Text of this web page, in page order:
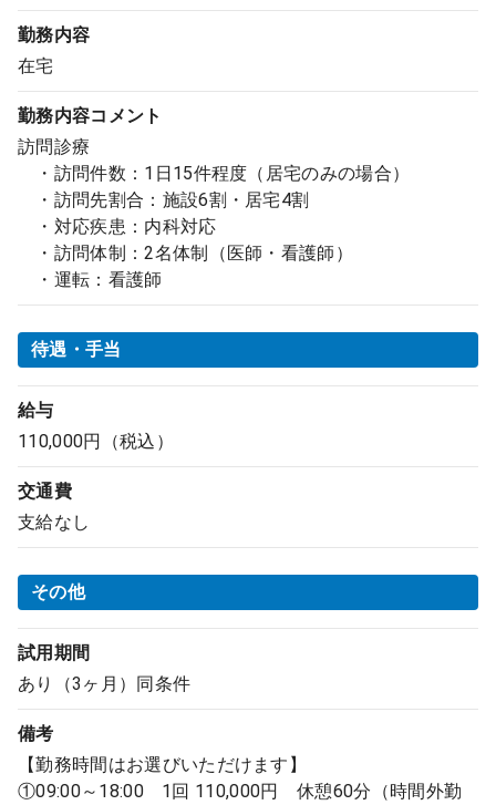
勤務内容
在宅
勤務内容コメント
訪問診療
・訪問件数：1日15件程度（居宅のみの場合）
・訪問先割合：施設6割・居宅4割
・対応疾患：内科対応
・訪問体制：2名体制（医師・看護師）
・運転：看護師
待遇・手当
給与
110,000円（税込）
交通費
支給なし
その他
試用期間
あり（3ヶ月）同条件
備考
【勤務時間はお選びいただけます】
①09:00～18:00 1回 110,000円 休憩60分（時間外勤